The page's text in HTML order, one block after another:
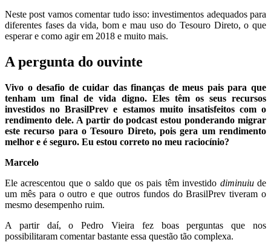
Neste post vamos comentar tudo isso: investimentos adequados para
diferentes fases da vida, bom e mau uso do Tesouro Direto, o que
esperar e como agir em 2018 e muito mais.
A pergunta do ouvinte
Vivo o desafio de cuidar das finanças de meus pais para que
tenham um final de vida digno. Eles têm os seus recursos
investidos no BrasilPrev e estamos muito insatisfeitos com o
rendimento dele. A partir do podcast estou ponderando migrar
este recurso para o Tesouro Direto, pois gera um rendimento
melhor e é seguro. Eu estou correto no meu raciocínio?
Marcelo
Ele acrescentou que o saldo que os pais têm investido diminuiude
um mês para o outro e que outros fundos do BrasilPrev tiveram o
mesmo desempenho ruim.
A partir daí, o Pedro Vieira fez boas perguntas que nos
possibilitaram comentar bastante essa questão tão complexa.